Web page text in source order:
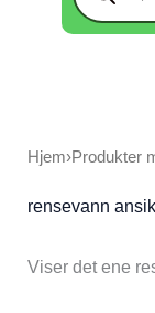
Hjem›Produkter
rensevann
Viser det ene